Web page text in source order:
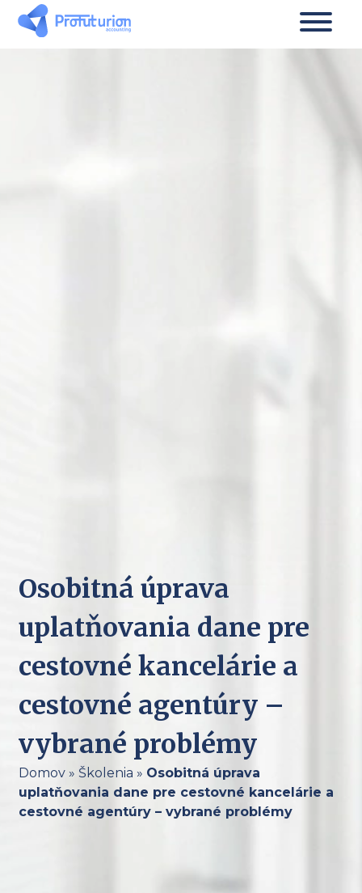
Osobitná úprava
uplatňovania dane pre
cestovné kancelárie a
cestovné agentúry –
vybrané problémy
Domov» Školenia » Osobitná úprava
uplatňovania dane pre cestovné kancelárie a
cestovné agentúry – vybrané problémy